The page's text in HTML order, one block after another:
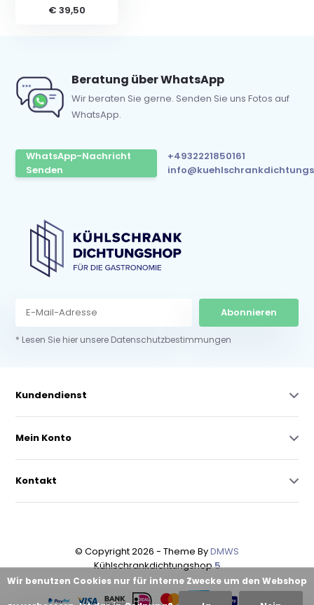
€ 39,50
Beratung über WhatsApp
Wir beraten Sie gerne. Senden Sie uns Fotos auf
WhatsApp.
WhatsApp-Nachricht
Senden
+4932221850161
Abonnieren
* Lesen Sie hier unsere Datenschutzbestimmungen
Kundendienst
Mein Konto
Kontakt
© Copyright 2026 - Theme ByDMWS
Kühlschrankdichtungshop5
Wir benutzen Cookies nur für interne Zwecke um den Webshop